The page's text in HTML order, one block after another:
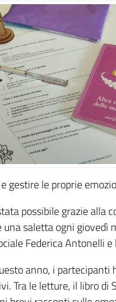
gestire le proprie
possibile grazie alla
una saletta ogni giovedì
Federica Antonelli
anno, i
Tra le letture, il libro di